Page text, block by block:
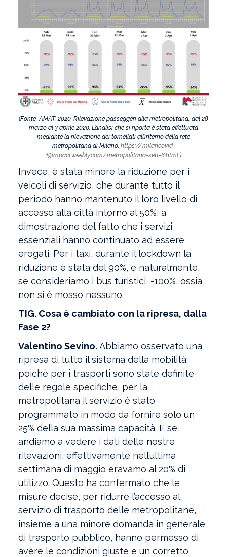
(Fonte, AMAT, 2020. Rilevazione passeggeri alla metropolitana, dal 28
marzo al 3 aprile 2020. L’analisi che si riporta è stata effettuata
mediante la rilevazione dei tornellati all’interno della rete
metropolitana di Milano. https://milancovid-
19impact.weebly.com/metropolitana-sett-6.html )
Invece, è stata minore la riduzione per i
veicoli di servizio, che durante tutto il
periodo hanno mantenuto il loro livello di
accesso alla città intorno al 50%, a
dimostrazione del fatto che i servizi
essenziali hanno continuato ad essere
erogati. Per i taxi, durante il lockdown la
riduzione è stata del 90%, e naturalmente,
se consideriamo i bus turistici, -100%, ossia
non si è mosso nessuno.
TIG. Cosa è cambiato con la ripresa, dalla
Fase 2?
Valentino Sevino.Abbiamo osservato una
ripresa di tutto il sistema della mobilità:
poiché per i trasporti sono state definite
delle regole specifiche, per la
metropolitana il servizio è stato
programmato in modo da fornire solo un
25% della sua massima capacità. E se
andiamo a vedere i dati delle nostre
rilevazioni, effettivamente nell’ultima
settimana di maggio eravamo al 20% di
utilizzo. Questo ha confermato che le
misure decise, per ridurre l’accesso al
servizio di trasporto delle metropolitane,
insieme a una minore domanda in generale
di trasporto pubblico, hanno permesso di
avere le condizioni giuste e un corretto